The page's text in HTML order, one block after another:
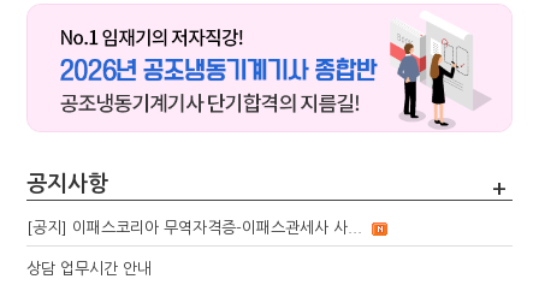
공지사항 +
[공지] 이패스코리아 무역자격증-이패스관세사 사...
상담 업무시간 안내